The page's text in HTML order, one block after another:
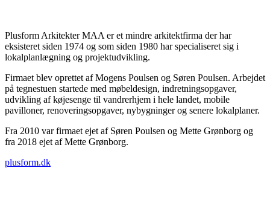
Plusform Arkitekter MAA er et mindre arkitektfirma der har
eksisteret siden 1974 og som siden 1980 har specialiseret sig i
lokalplanlægning og projektudvikling.
Firmaet blev oprettet af Mogens Poulsen og Søren Poulsen. Arbejdet
på tegnestuen startede med møbeldesign, indretningsopgaver,
udvikling af køjesenge til vandrerhjem i hele landet, mobile
pavilloner, renoveringsopgaver, nybygninger og senere lokalplaner.
Fra 2010 var firmaet ejet af Søren Poulsen og Mette Grønborg og
fra 2018 ejet af Mette Grønborg.
plusform.dk